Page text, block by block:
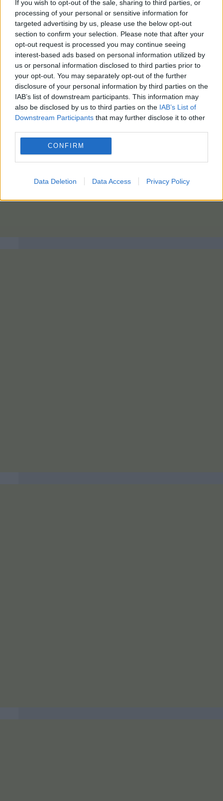
If you wish to opt-out of the sale, sharing to third parties, or
processing of your personal or sensitive information for
targeted advertising by us, please use the below opt-out
section to confirm your selection. Please note that after your
opt-out request is processed you may continue seeing
interest-based ads based on personal information utilized by
us or personal information disclosed to third parties prior to
your opt-out. You may separately opt-out of the further
disclosure of your personal information by third parties on the
IAB’s list of downstream participants. This information may
also be disclosed by us to third parties on the IAB’s List of
Downstream Participants that may further disclose it to other
CONFIRM
Data Deletion Data Access Privacy Policy